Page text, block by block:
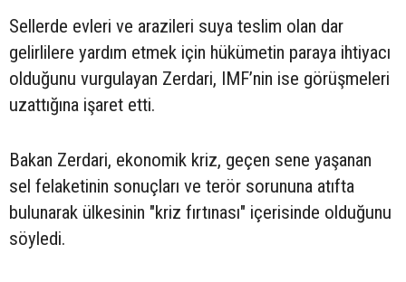
Sellerde evleri ve arazileri suya teslim olan dar
gelirlilere yardım etmek için hükümetin paraya ihtiyacı
olduğunu vurgulayan Zerdari, IMF’nin ise görüşmeleri
uzattığına işaret etti.
Bakan Zerdari, ekonomik kriz, geçen sene yaşanan
sel felaketinin sonuçları ve terör sorununa atıfta
bulunarak ülkesinin "kriz fırtınası" içerisinde olduğunu
söyledi.